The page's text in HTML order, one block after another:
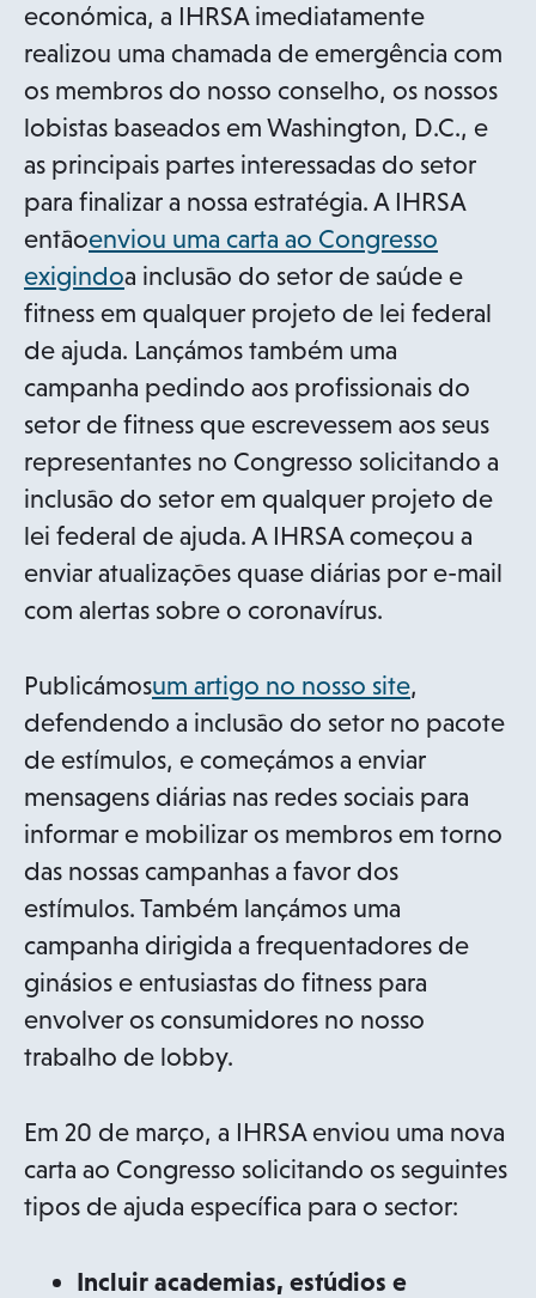
económica, a IHRSA imediatamente
realizou uma chamada de emergência com
os membros do nosso conselho, os nossos
lobistas baseados em Washington, D.C., e
as principais partes interessadas do setor
para finalizar a nossa estratégia. A IHRSA
entãoenviou uma carta ao Congresso
exigindoa inclusão do setor de saúde e
fitness em qualquer projeto de lei federal
de ajuda. Lançámos também uma
campanha pedindo aos profissionais do
setor de fitness que escrevessem aos seus
representantes no Congresso solicitando a
inclusão do setor em qualquer projeto de
lei federal de ajuda. A IHRSA começou a
enviar atualizações quase diárias por e-mail
com alertas sobre o coronavírus.
Publicámosum artigo no nosso site,
defendendo a inclusão do setor no pacote
de estímulos, e começámos a enviar
mensagens diárias nas redes sociais para
informar e mobilizar os membros em torno
das nossas campanhas a favor dos
estímulos. Também lançámos uma
campanha dirigida a frequentadores de
ginásios e entusiastas do fitness para
envolver os consumidores no nosso
trabalho de lobby.
Em 20 de março, a IHRSA enviou uma nova
carta ao Congresso solicitando os seguintes
tipos de ajuda específica para o sector:
Incluir academias, estúdios e